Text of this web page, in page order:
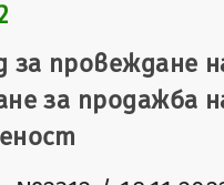
за провеждане
за продажба